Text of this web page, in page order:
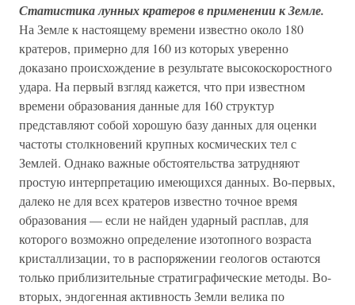
Статистика лунных кратеров в применении к Земле.
На Земле к настоящему времени известно около 180
кратеров, примерно для 160 из которых уверенно
доказано происхождение в результате высокоскоростного
удара. На первый взгляд кажется, что при известном
времени образования данные для 160 структур
представляют собой хорошую базу данных для оценки
частоты столкновений крупных космических тел с
Землей. Однако важные обстоятельства затрудняют
простую интерпретацию имеющихся данных. Во-первых,
далеко не для всех кратеров известно точное время
образования — если не найден ударный расплав, для
которого возможно определение изотопного возраста
кристаллизации, то в распоряжении геологов остаются
только приблизительные стратиграфические методы. Во-
вторых, эндогенная активность Земли велика по